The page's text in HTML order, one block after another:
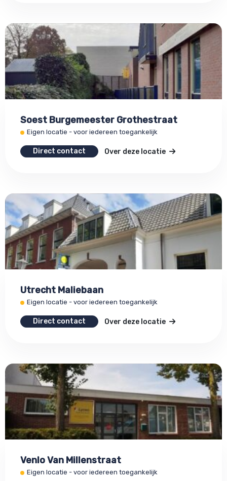
Soest Burgemeester Grothestraat
Eigen locatie - voor iedereen toegankelijk
Direct contact Over deze locatie
Utrecht Maliebaan
Eigen locatie - voor iedereen toegankelijk
Direct contact Over deze locatie
Venlo Van Millenstraat
Eigen locatie - voor iedereen toegankelijk